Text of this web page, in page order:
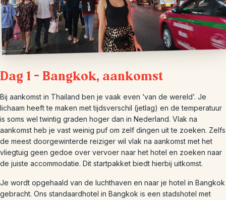
Dag 1 – Bangkok, aankomst
Bij aankomst in Thailand ben je vaak even ‘van de wereld’. Je
lichaam heeft te maken met tijdsverschil (jetlag) en de temperatuur
is soms wel twintig graden hoger dan in Nederland. Vlak na
aankomst heb je vast weinig puf om zelf dingen uit te zoeken. Zelfs
de meest doorgewinterde reiziger wil vlak na aankomst met het
vliegtuig geen gedoe over vervoer naar het hotel en zoeken naar
de juiste accommodatie. Dit startpakket biedt hierbij uitkomst.
Je wordt opgehaald van de luchthaven en naar je hotel in Bangkok
gebracht. Ons standaardhotel in Bangkok is een stadshotel met